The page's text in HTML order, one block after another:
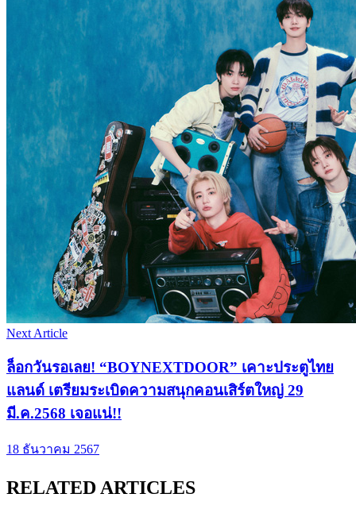
Next Article
ล็อกวันรอเลย! “BOYNEXTDOOR” เคาะประตูไทย
แลนด์ เตรียมระเบิดความสนุกคอนเสิร์ตใหญ่ 29
มี.ค.2568 เจอแน่!!
18 ธันวาคม 2567
RELATED ARTICLES